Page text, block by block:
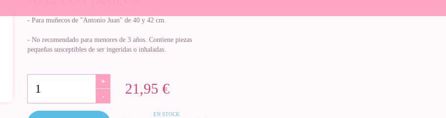
- Para muñecos de "Antonio Juan" de 40 y 42 cm.
- No recomendado para menores de 3 años. Contiene piezas
pequeñas susceptibles de ser ingeridas o inhaladas.
21,95 €
+
-
EN STOCK